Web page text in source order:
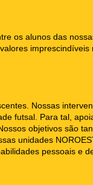
os alunos das
imprescindíveis
Nossas
futsal. Para tal,
objetivos são
unidades
pessoais e